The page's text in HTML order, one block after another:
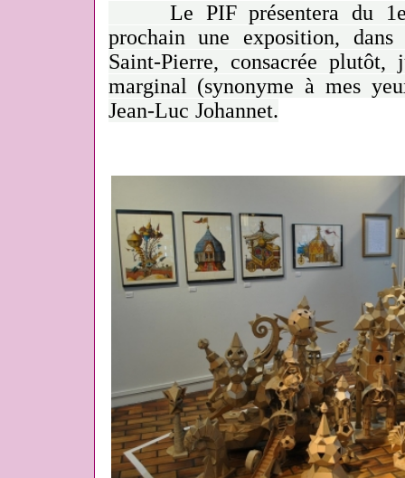
Le PIF présentera du
prochain une exposition,
Saint-Pierre, consacrée
marginal (synonyme à mes
Jean-Luc Johannet.